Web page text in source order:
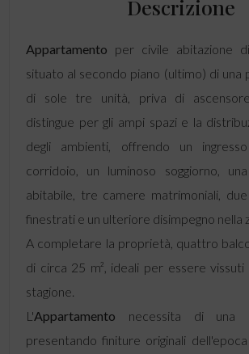
Descrizione
Appartamento per civile abitazione
situato al secondo piano (ultimo) di una
di sole tre unità, priva di
distingue per gli ampi spazi e la
degli ambienti, offrendo un
corridoio, un luminoso soggiorno,
abitabile, tre camere matrimoniali,
finestrati e un ulteriore disimpegno nella
A completare la proprietà, quattro
di circa 25 m², ideali per essere
stagione.
L'Appartamento necessita di una
presentando finiture originali